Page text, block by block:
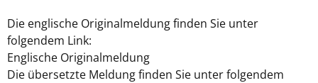
Die englische Originalmeldung finden Sie unter
folgendem Link:
Englische Originalmeldung
Die übersetzte Meldung finden Sie unter folgendem